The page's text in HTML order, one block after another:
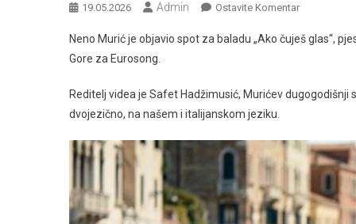
19.05.2026 Admin Ostavite KomentarNa
Murić
Za
Čuješ
Glas”
Kojom
Najavljuje
Neno Murić je objavio spot za baladu „Ako čuješ glas“,
Gore za Eurosong.
Reditelj videa je Safet Hadžimusić, Murićev
dvojezično, na našem i italijanskom jeziku.